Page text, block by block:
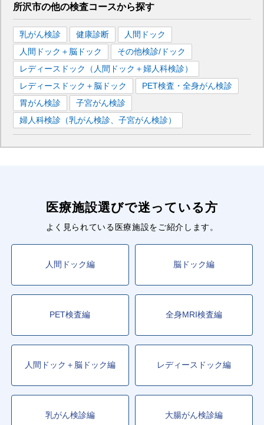
所沢市の他の検査コースから探す
乳がん検診 健康診断
人間ドック
人間ドック＋脳ドック
その他検診/ドック
レディースドック（人間ドック＋婦人科検診）
レディースドック＋脳ドック
PET検査・全身がん検診
胃がん検診
子宮がん検診
婦人科検診（乳がん検診、子宮がん検診）
医療施設選びで迷っている方
よく見られている医療施設をご紹介します。
人間ドック編 脳ドック編
PET検査編 全身MRI検査編
人間ドック＋脳ドック編 レディースドック編
乳がん検診編 大腸がん検診編